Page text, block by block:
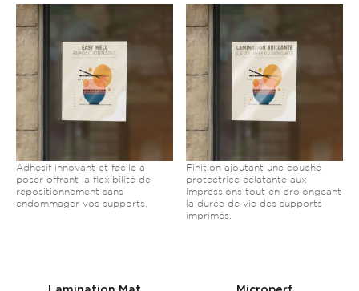
Adhésif innovant et facile à
poser offrant la flexibilité de
repositionnement sans
endommager vos supports.
Finition ajoutant une couche
protectrice éclatante aux
impressions tout en prolongeant
la durée de vie des supports
imprimés.